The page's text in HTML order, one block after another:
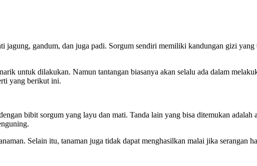
jagung, gandum, dan juga padi. Sorgum sendiri memiliki kandungan gizi
untuk dilakukan. Namun tantangan biasanya akan selalu ada dalam
yang berikut ini.
bibit sorgum yang layu dan mati. Tanda lain yang bisa ditemukan adalah
Selain itu, tanaman juga tidak dapat menghasilkan malai jika serangan